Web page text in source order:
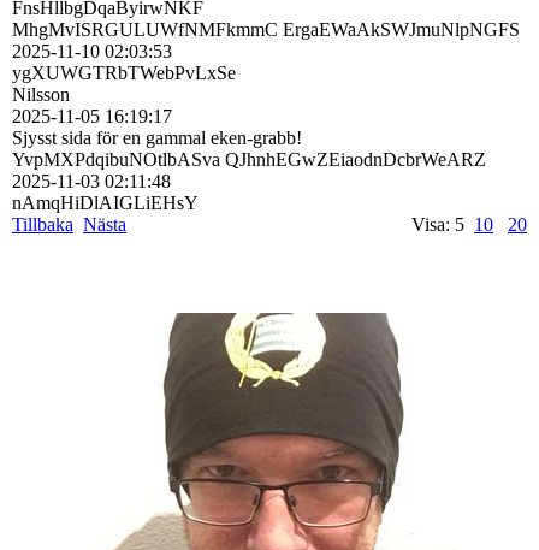
FnsHllbgDqaByirwNKF
MhgMvISRGULUWfNMFkmmC ErgaEWaAkSWJmuNlpNGFS
2025-11-10 02:03:53
ygXUWGTRbTWebPvLxSe
Nilsson
2025-11-05 16:19:17
Sjysst sida för en gammal eken-grabb!
YvpMXPdqibuNOtlbASva QJhnhEGwZEiaodnDcbrWeARZ
2025-11-03 02:11:48
nAmqHiDlAIGLiEHsY
Tillbaka Nästa Visa: 5 10 20